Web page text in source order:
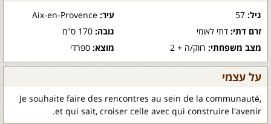
גיל: עיר:Aix-en-Provence
זרם דתי: דתי לאומי גובה:170 ס"מ
מצב משפחתי: רווק/ה + 2 מוצא:ספרדי
על עצמי
Je souhaite faire des rencontres au sein de la communauté,
et qui sait, croiser celle avec qui construire l'avenir.